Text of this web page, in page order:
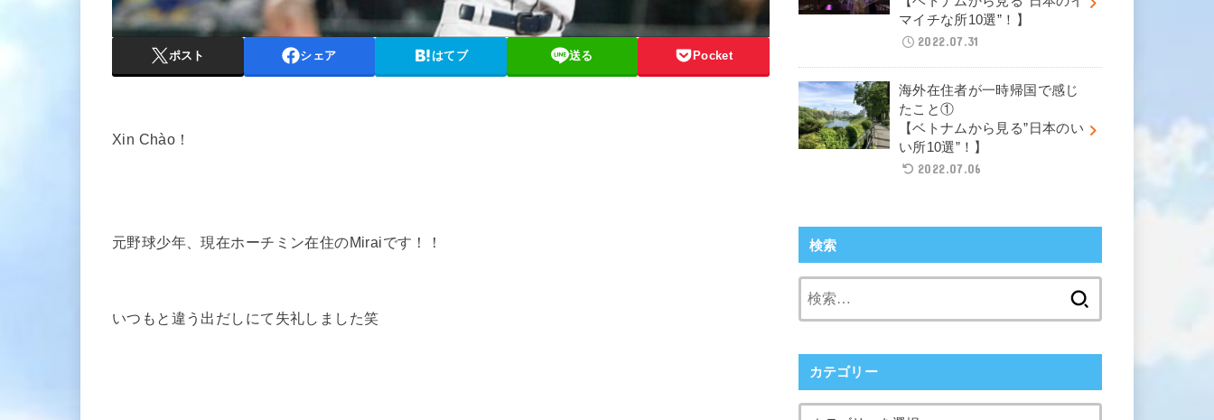
ポスト シェア はてブ 送る Pocket
Xin Chào！
元野球少年、現在ホーチミン在住のMiraiです！！
いつもと違う出だしにて失礼しました笑
マイチな所10選”！】
2022.07.31
海外在住者が一時帰国で感じ
たこと①
【ベトナムから見る”日本のい
い所10選”！】
2022.07.06
検索
カテゴリー